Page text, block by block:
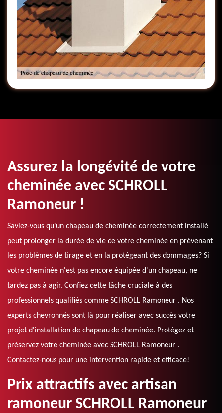
Assurez la longévité de votre
cheminée avec SCHROLL
Ramoneur !
Saviez-vous qu'un chapeau de cheminée correctement installé
peut prolonger la durée de vie de votre cheminée en prévenant
les problèmes de tirage et en la protégeant des dommages? Si
votre cheminée n'est pas encore équipée d'un chapeau, ne
tardez pas à agir. Confiez cette tâche cruciale à des
professionnels qualifiés comme SCHROLL Ramoneur . Nos
experts chevronnés sont là pour réaliser avec succès votre
projet d'installation de chapeau de cheminée. Protégez et
préservez votre cheminée avec SCHROLL Ramoneur .
Contactez-nous pour une intervention rapide et efficace!
Prix attractifs avec artisan
ramoneur SCHROLL Ramoneur